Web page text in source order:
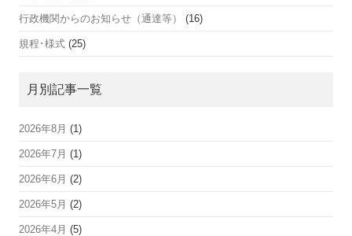
行政機関からのお知らせ（通達等） (16)
規程･様式 (25)
月別記事一覧
2026年8月 (1)
2026年7月 (1)
2026年6月 (2)
2026年5月 (2)
2026年4月 (5)